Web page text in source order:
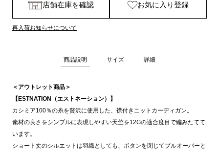
店舗在庫を確認 お気に入り登録
再入荷お知らせについて
商品説明 サイズ 詳細
＜アウトレット商品＞
【ESTNATION（エストネーション）】
カシミア100％の糸を贅沢に使用した、襟付きニットカーディガン。
素材の良さをシンプルに表現しやすい天竺を12Gの適合度目で編みたてて
います。
ショート丈のシルエットは羽織としても、ボタンを閉じてプルオーバーと